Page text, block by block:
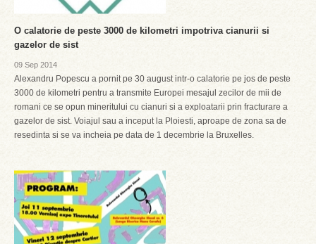
O calatorie de peste 3000 de kilometri impotriva cianurii si
gazelor de sist
09 Sep 2014
Alexandru Popescu a pornit pe 30 august intr-o calatorie pe jos de peste
3000 de kilometri pentru a transmite Europei mesajul zecilor de mii de
romani ce se opun mineritului cu cianuri si a exploatarii prin fracturare a
gazelor de sist. Voiajul sau a inceput la Ploiesti, aproape de zona sa de
resedinta si se va incheia pe data de 1 decembrie la Bruxelles.